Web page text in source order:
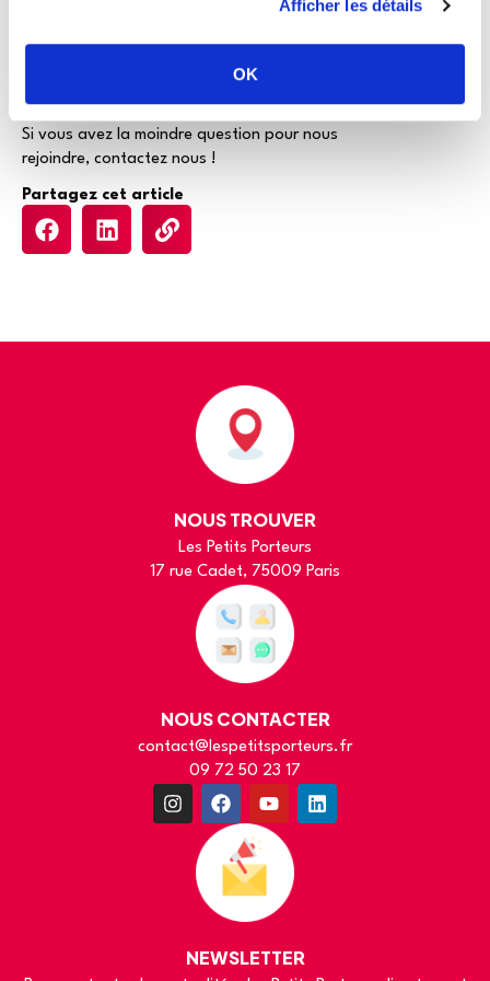
Afficher les détails
OK
Si vous avez la moindre question pour nous
rejoindre, contactez nous !
Partagez cet article
NOUS TROUVER
Les Petits Porteurs
17 rue Cadet, 75009 Paris
NOUS CONTACTER
contact@lespetitsporteurs.fr
09 72 50 23 17
NEWSLETTER